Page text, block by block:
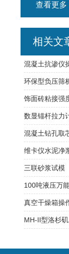
查看更多
相关文
混凝土抗渗仪
环保型负压筛
饰面砖粘接强
数显锚杆拉力
混凝土钻孔取
三联砂浆试模
100吨液压万
真空干燥箱操
MH-II型洛杉